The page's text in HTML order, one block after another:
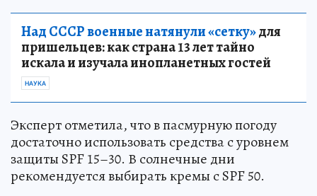
Над СССР военные натянули «сетку»для
пришельцев: как страна 13 лет тайно
искала и изучала инопланетных гостей
НАУКА
Эксперт отметила, что в пасмурную погоду
достаточно использовать средства с уровнем
защиты SPF 15–30. В солнечные дни
рекомендуется выбирать кремы с SPF 50.